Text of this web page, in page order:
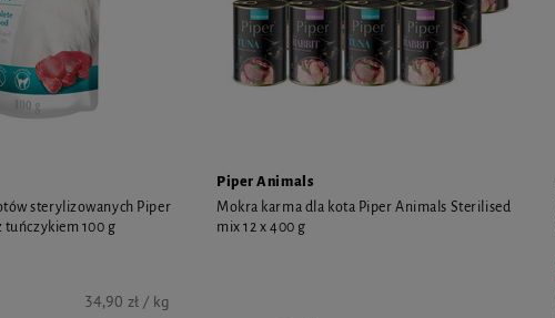
sterylizowanych Piper
tuńczykiem 100 g
34,90 zł / kg
Piper Animals
Mokra karma dla kota Piper Animals Sterilised
mix 12 x 400 g